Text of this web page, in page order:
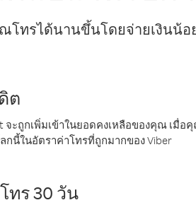
โทรได้นานขึ้นโดยจ่ายเงินน้
ต
จะถูกเพิ่มเข้าในยอดคงเหลือของคุณ เมื่
กนี้ในอัตราค่าโทรที่ถูกมากของ Viber
ทร 30 วัน